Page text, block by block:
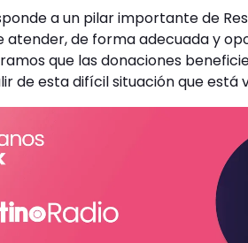
a un pilar importante de
atender, de forma adecuada y
que las donaciones
de esta difícil situación que está